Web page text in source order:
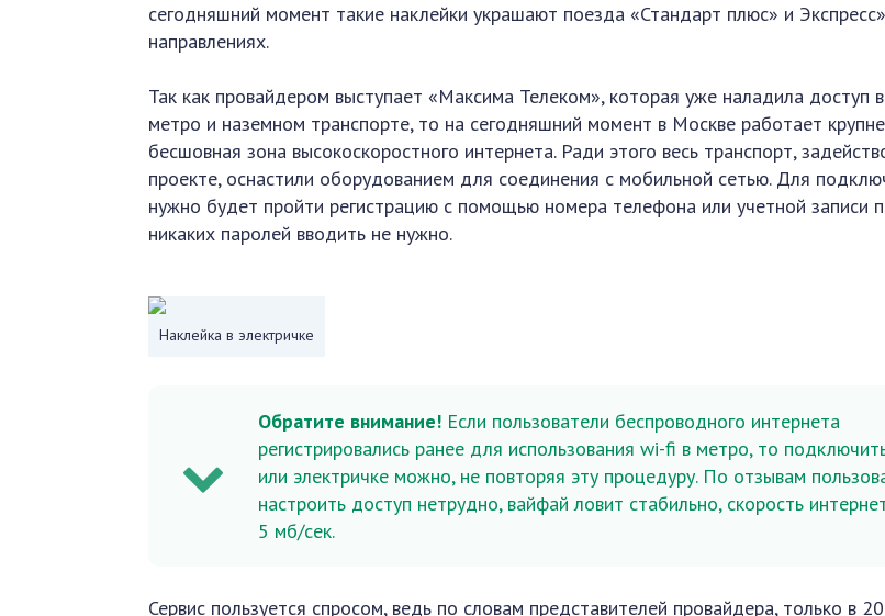
сегодняшний момент такие наклейки украшают поезда «Стандарт плюс» и
направлениях.
Так как провайдером выступает «Максима Телеком», которая уже наладила доступ
метро и наземном транспорте, то на сегодняшний момент в Москве работает
бесшовная зона высокоскоростного интернета. Ради этого весь транспорт,
проекте, оснастили оборудованием для соединения с мобильной сетью. Для
нужно будет пройти регистрацию с помощью номера телефона или учетной записи
никаких паролей вводить не нужно.
Наклейка в электричке
Обратите внимание! Если пользователи беспроводного интернета
регистрировались ранее для использования wi-fi в метро, то
или электричке можно, не повторяя эту процедуру. По отзывам
настроить доступ нетрудно, вайфай ловит стабильно, скорость
5 мб/сек.
Сервис пользуется спросом, ведь по словам представителей провайдера, только в